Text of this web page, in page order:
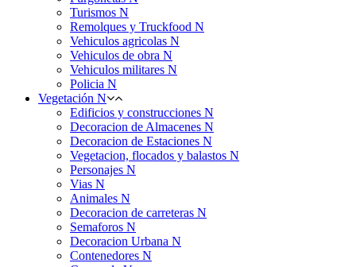
Turismos N
Remolques y Truckfood N
Vehiculos agricolas N
Vehiculos de obra N
Vehiculos militares N
Policia N
Vegetación N
Edificios y construcciones N
Decoracion de Almacenes N
Decoracion de Estaciones N
Vegetacion, flocados y balastos N
Personajes N
Vias N
Animales N
Decoracion de carreteras N
Semaforos N
Decoracion Urbana N
Contenedores N